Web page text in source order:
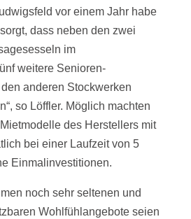
vor einem Jahr habe
dass neben den zwei
im
weitere Senioren-
anderen Stockwerken
so Löffler. Möglich machten
des Herstellers mit
bei einer Laufzeit von 5
Einmalinvestitionen.
noch sehr seltenen und
Wohlfühlangebote seien